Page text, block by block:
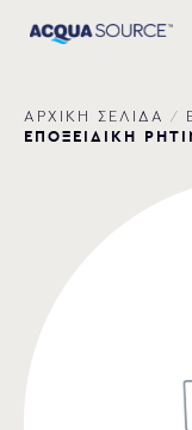
ΑΡΧΙΚΗ ΣΕΛΙΔΑ /
ΕΠΟΞΕΙΔΙΚΗ